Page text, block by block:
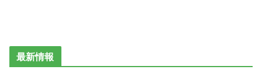
最新情報